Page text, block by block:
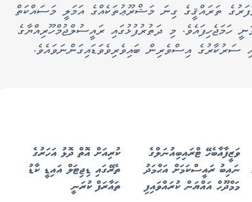
ތަރައްޤީގެ ގިނަ މަޝްރޫޢުތަކެއްގެ އަމަލީ މަސައްކަތް
ހަމަޖެހިފައެވެ. މި ދަތުރުފުޅުގައި ރައީސުލްޖުމްހޫރިއްޔާގެ
ސަރުކާރުގެ އިސްވެރިން ބައިވެރިވެވަޑައިގަންނަވައެވެ.
ވަޒީފާއާބެހޭ ޓްރައިބިއުނަލްގެ
ނައިބު ރައީސްކަމަށް އަޙްމަދު
މަމްދޫހް އައްޔަން ކުރައްވައިފި
ކުރިއަށް އޮތް ދޮޅު އަހަރުގެ
ތެރޭގައި ޑިޖިޓަލް އައިޑީ ކާޑު
ތައާރަފް ކުރަނީ